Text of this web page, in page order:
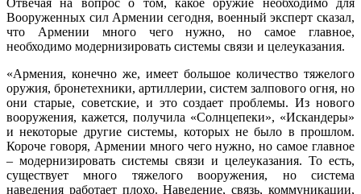
Отвечая на вопрос о том, какое оружие необходимо для
Вооруженных сил Армении сегодня, военный эксперт сказал,
что Армении много чего нужно, но самое главное,
необходимо модернизировать системы связи и целеуказания.
«Армения, конечно же, имеет большое количество тяжелого
оружия, бронетехники, артиллерии, систем залпового огня, но
они старые, советские, и это создает проблемы. Из нового
вооружения, кажется, получила «Солнцепеки», «Искандеры»
и некоторые другие системы, которых не было в прошлом.
Короче говоря, Армении много чего нужно, но самое главное
– модернизировать системы связи и целеуказания. То есть,
существует много тяжелого вооружения, но система
наведения работает плохо. Наведение, связь, коммуникации,